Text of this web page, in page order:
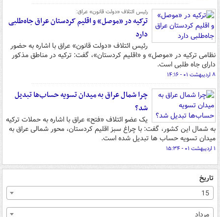
رئیس ائتلاف «دولت قانون» عراق:
ترکیه در «موصل» و اقلیم کردستان عراق جاه‌طلبی
دارد
رئیس ائتلاف «دولت قانون» عراق با اشاره به حضور
نظامی ترکیه در «موصل» و «اقلیم کردستان»، گفت: ترکیه در مناطق مذکور
دارای جاه طلبی است.
۸ اردیبهشت ۰۱ - ۱۴:۱۶
چرا شمال عراق به میدان تسویه حساب‌ها تبدیل
شد؟
یک عضو ائتلاف «فتح» عراق با اشاره به حملات ترکیه
به شمال این کشور، گفت: با چراغ سبز اقلیم کردستان، محور شمالی عراق به
میدان تسویه حساب ها تبدیل شده است.
۱ اردیبهشت ۰۱ - ۱۵:۳۴
تاریخ
15
مرداد